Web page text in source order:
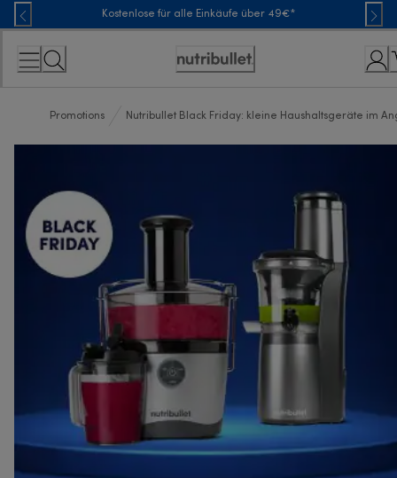
Skip
to
Content
Kostenlose für alle Einkäufe über 49€*
Erklärung
Zugänglichkeit
Promotions Nutribullet Black Friday: kleine Haushaltsgeräte im